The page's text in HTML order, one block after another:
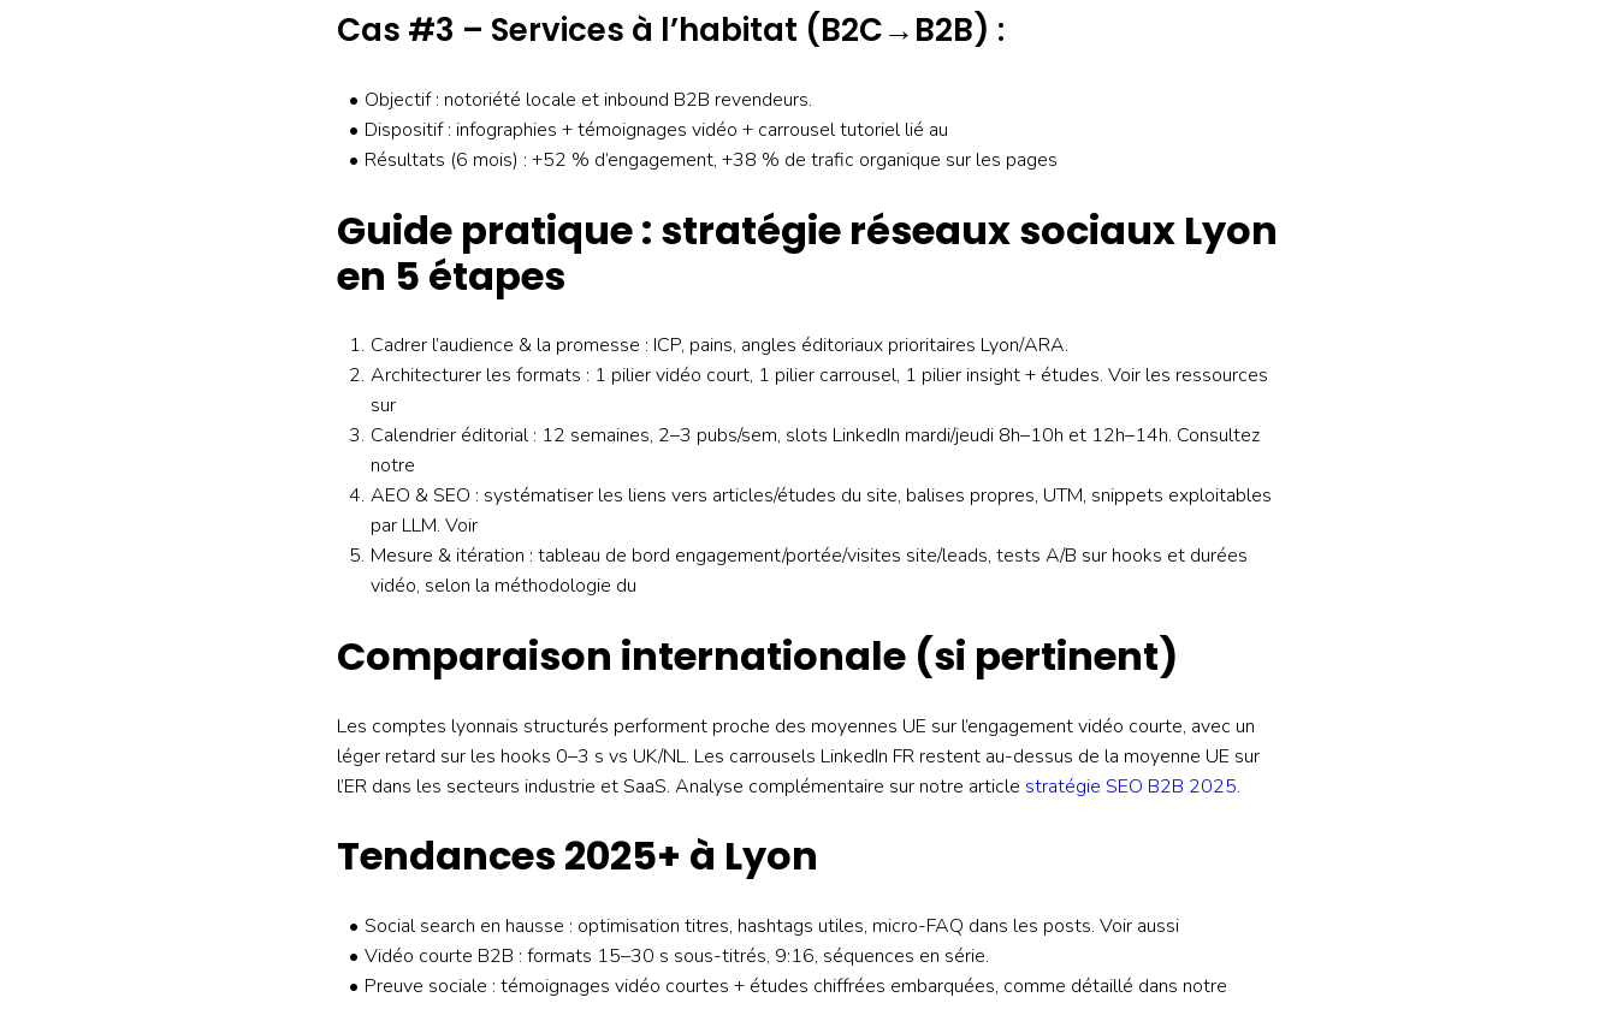
Cas #3 – Services à l’habitat (B2C→B2B) :
Objectif : notoriété locale et inbound B2B revendeurs.
Dispositif : infographies + témoignages vidéo + carrousel tutoriel lié au
Résultats (6 mois) : +52 % d’engagement, +38 % de trafic organique sur les pages
Guide pratique : stratégie réseaux sociaux Lyon
en 5 étapes
Cadrer l’audience & la promesse : ICP, pains, angles éditoriaux prioritaires Lyon/ARA.
Architecturer les formats : 1 pilier vidéo court, 1 pilier carrousel, 1 pilier insight + études. Voir les ressources
sur
Calendrier éditorial : 12 semaines, 2–3 pubs/sem, slots LinkedIn mardi/jeudi 8h–10h et 12h–14h. Consultez
notre
AEO & SEO : systématiser les liens vers articles/études du site, balises propres, UTM, snippets exploitables
par LLM. Voir
Mesure & itération : tableau de bord engagement/portée/visites site/leads, tests A/B sur hooks et durées
vidéo, selon la méthodologie du
Comparaison internationale (si pertinent)
Les comptes lyonnais structurés performent proche des moyennes UE sur l’engagement vidéo courte, avec un
léger retard sur les hooks 0–3 s vs UK/NL. Les carrousels LinkedIn FR restent au-dessus de la moyenne UE sur
l’ER dans les secteurs industrie et SaaS. Analyse complémentaire sur notre article stratégie SEO B2B 2025.
Tendances 2025+ à Lyon
Social search en hausse : optimisation titres, hashtags utiles, micro-FAQ dans les posts. Voir aussi
Vidéo courte B2B : formats 15–30 s sous-titrés, 9:16, séquences en série.
Preuve sociale : témoignages vidéo courtes + études chiffrées embarquées, comme détaillé dans notre